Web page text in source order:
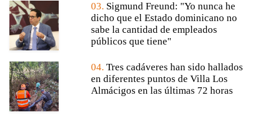
03. Sigmund Freund: "Yo nunca he
dicho que el Estado dominicano no
sabe la cantidad de empleados
públicos que tiene"
04. Tres cadáveres han sido hallados
en diferentes puntos de Villa Los
Almácigos en las últimas 72 horas